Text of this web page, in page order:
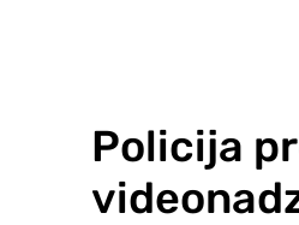
Policija